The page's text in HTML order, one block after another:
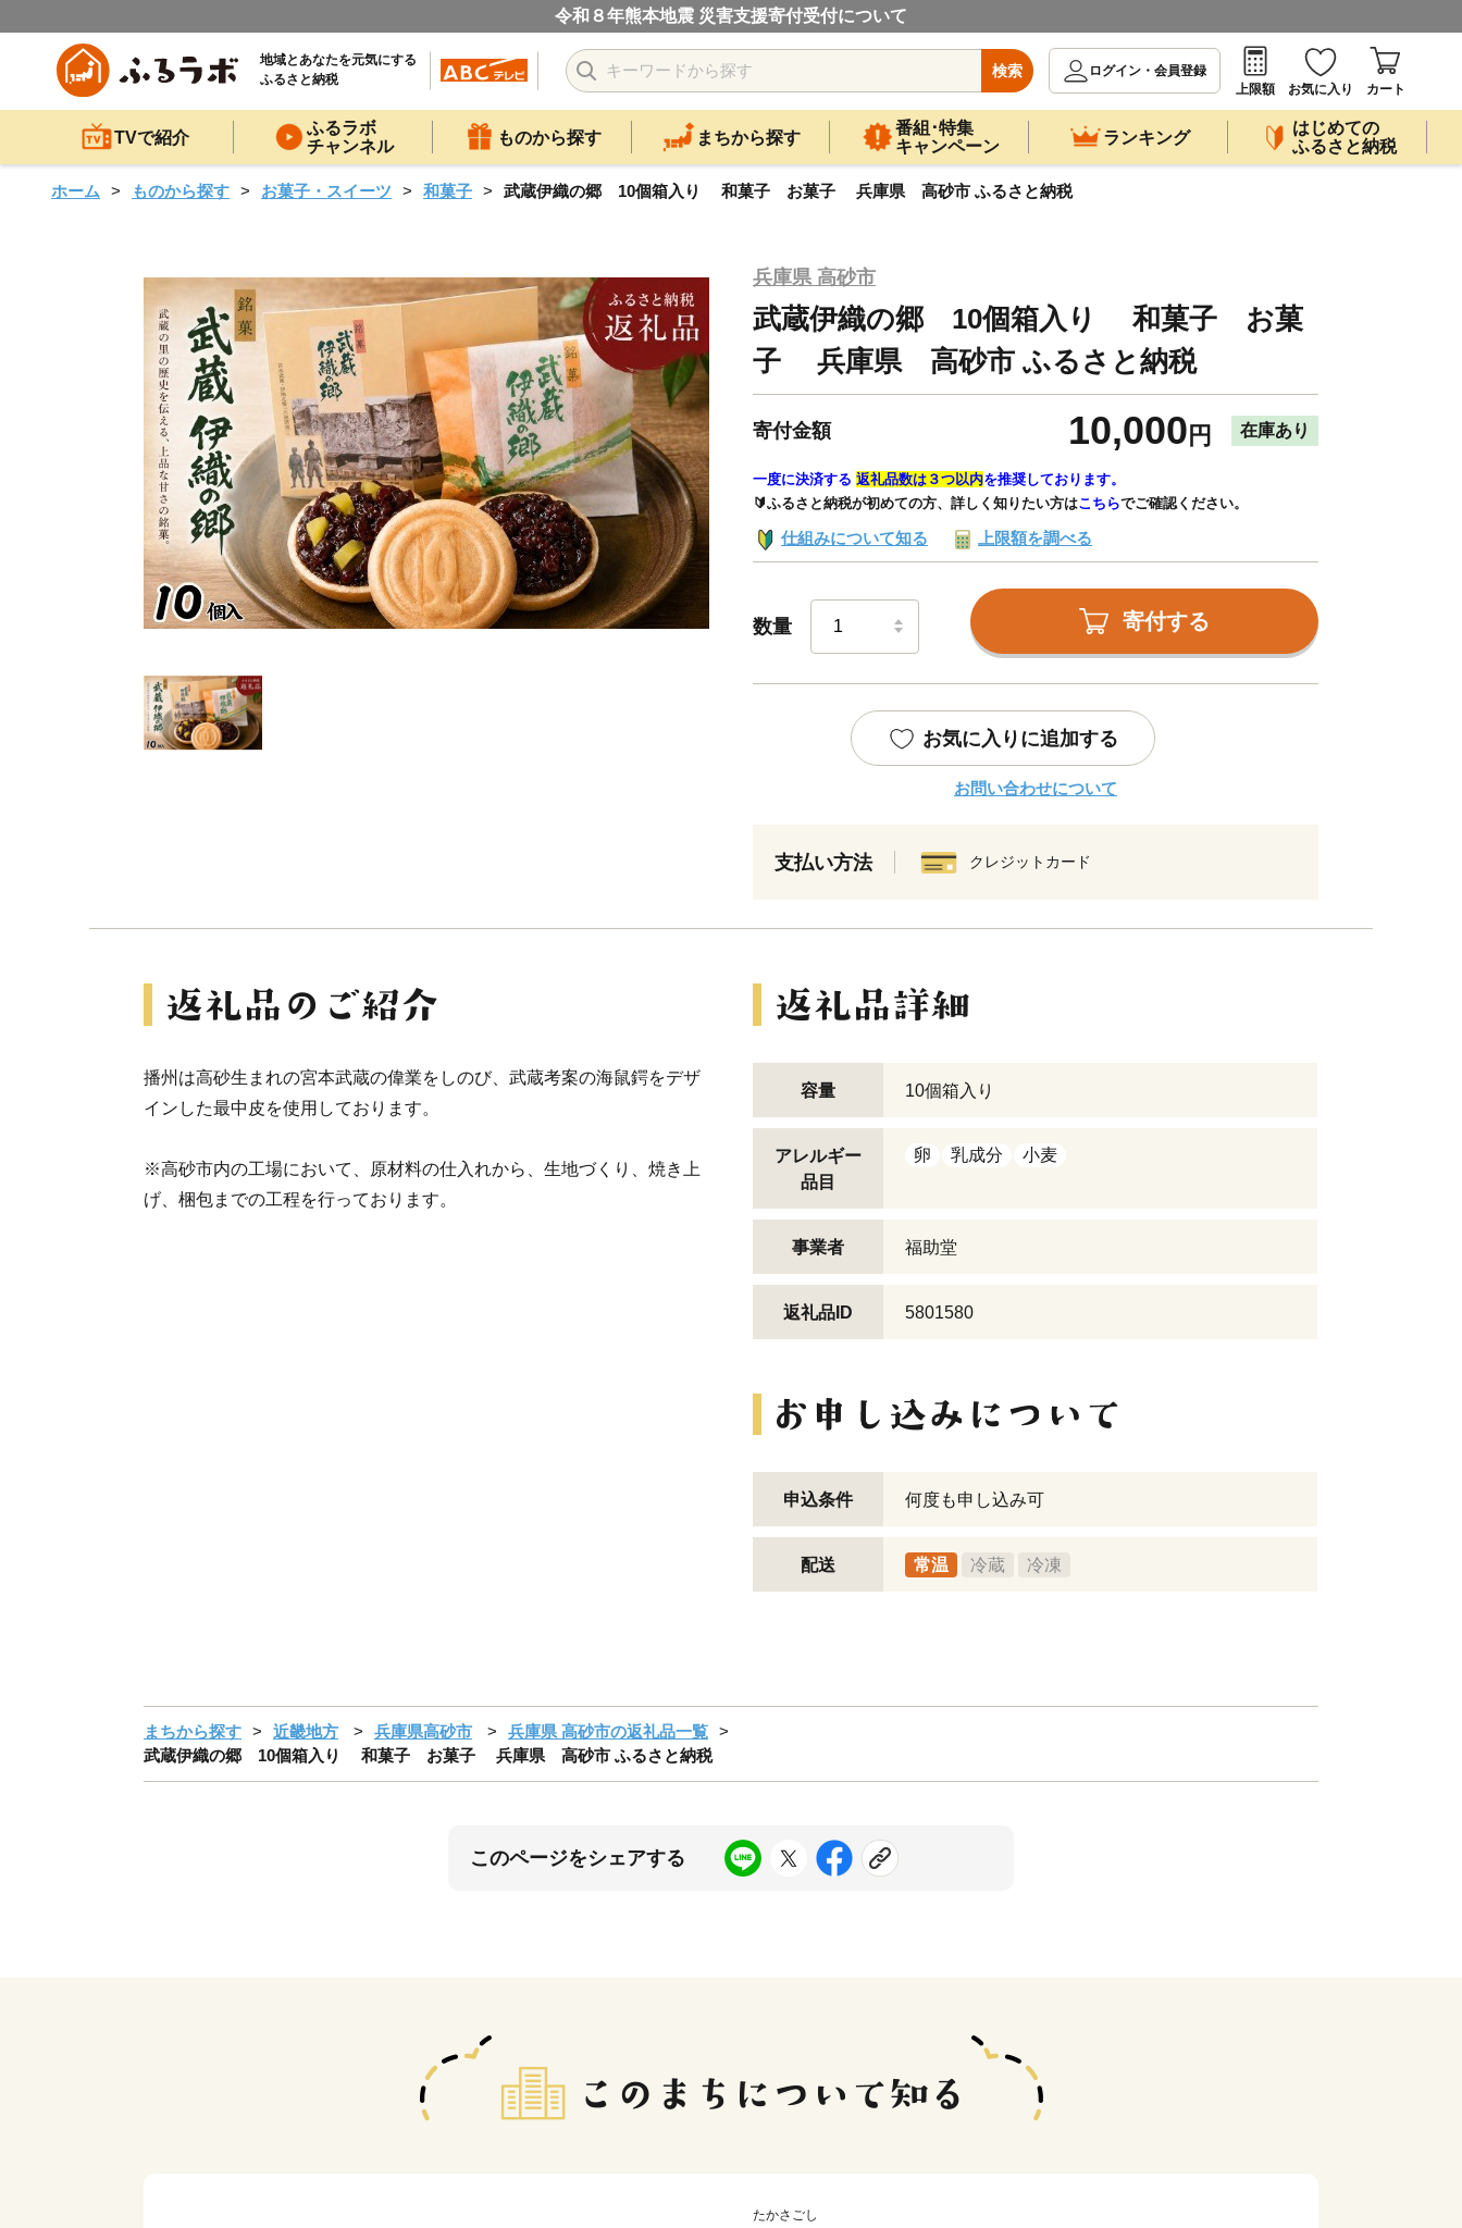
令和８年熊本地震 災害支援寄付受付について
地域とあなたを元気にする
ふるさと納税
検索
ログイン・会員登録
上限額
お気に入り カート
TVで紹介
ふるラボ
チャンネル
ものから探す まちから探す
番組･特集
キャンペーン
ランキング
はじめての
ふるさと納税
ホーム ものから探す お菓子・スイーツ 和菓子 武蔵伊織の郷 10個箱入り 和菓子 お菓子 兵庫県 高砂市 ふるさと納税
兵庫県 高砂市
武蔵伊織の郷 10個箱入り 和菓子 お菓
子 兵庫県 高砂市 ふるさと納税
寄付金額 10,000 円 在庫あり
一度に決済する 返礼品数は３つ以内を推奨しております。
🔰ふるさと納税が初めての方、詳しく知りたい方はこちらでご確認ください。
仕組みについて知る 上限額を調べる
数量 寄付する
お気に入りに追加する
お問い合わせについて
支払い方法 クレジットカード
播州は高砂生まれの宮本武蔵の偉業をしのび、武蔵考案の海鼠鍔をデザ
インした最中皮を使用しております。
※高砂市内の工場において、原材料の仕入れから、生地づくり、焼き上
げ、梱包までの工程を行っております。
容量 10個箱入り
アレルギー
品目
卵 乳成分 小麦
事業者 福助堂
返礼品ID 5801580
申込条件 何度も申し込み可
配送 常温 冷蔵 冷凍
まちから探す 近畿地方 兵庫県高砂市
兵庫県 高砂市の返礼品一覧
武蔵伊織の郷 10個箱入り 和菓子 お菓子 兵庫県 高砂市 ふるさと納税
このページをシェアする
たかさごし